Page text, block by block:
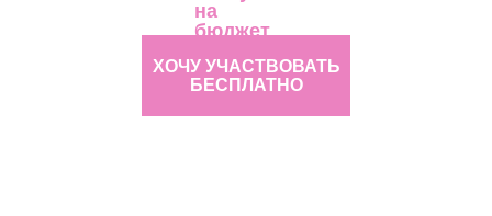
на
бюджет
ХОЧУ УЧАСТВОВАТЬ
БЕСПЛАТНО